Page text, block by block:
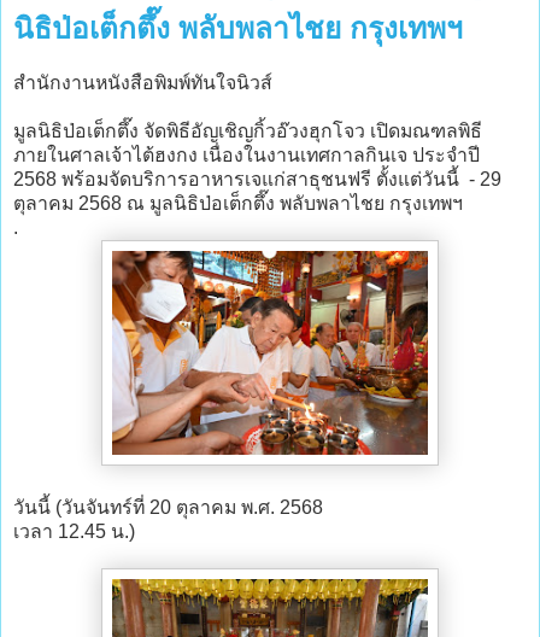
นิธิป่อเต็กตึ๊ง พลับพลาไชย กรุงเทพฯ
สำนักงานหนังสือพิมพ์ทันใจนิวส์
มูลนิธิป่อเต็กตึ๊ง จัดพิธีอัญเชิญกิ้วอ๊วงฮุกโจว เปิดมณฑลพิธี
ภายในศาลเจ้าไต้ฮงกง เนื่องในงานเทศกาลกินเจ ประจำปี
2568 พร้อมจัดบริการอาหารเจแก่สาธุชนฟรี ตั้งแต่วันนี้ - 29
ตุลาคม 2568 ณ มูลนิธิป่อเต็กตึ๊ง พลับพลาไชย กรุงเทพฯ
.
วันนี้ (วันจันทร์ที่ 20 ตุลาคม พ.ศ. 2568
เวลา 12.45 น.)